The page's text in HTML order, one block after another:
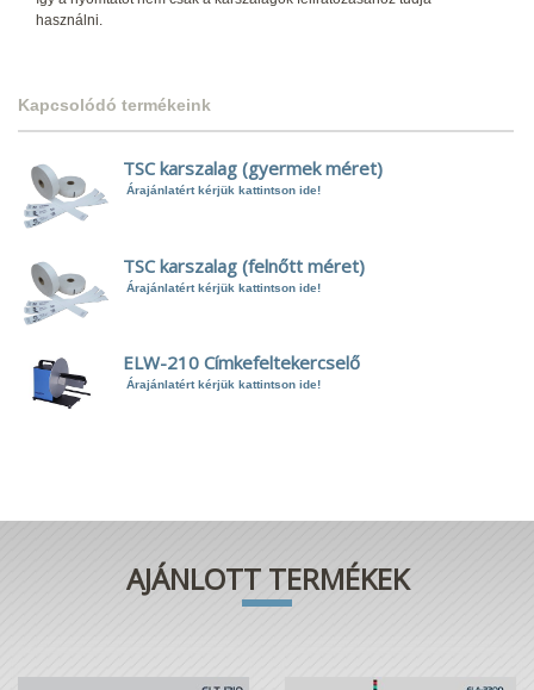
használni.
Kapcsolódó termékeink
TSC karszalag (gyermek méret)
Árajánlatért kérjük kattintson ide!
TSC karszalag (felnőtt méret)
Árajánlatért kérjük kattintson ide!
ELW-210 Címkefeltekercselő
Árajánlatért kérjük kattintson ide!
AJÁNLOTT TERMÉKEK